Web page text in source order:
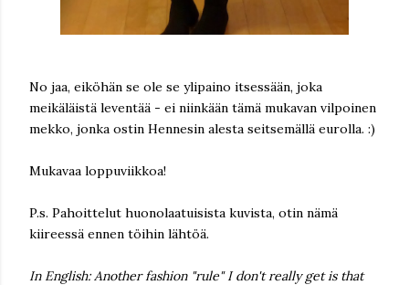
No jaa, eiköhän se ole se ylipaino itsessään, joka
meikäläistä leventää - ei niinkään tämä mukavan vilpoinen
mekko, jonka ostin Hennesin alesta seitsemällä eurolla. :)
Mukavaa loppuviikkoa!
P.s. Pahoittelut huonolaatuisista kuvista, otin nämä
kiireessä ennen töihin lähtöä.
In English: Another fashion "rule" I don't really get is that